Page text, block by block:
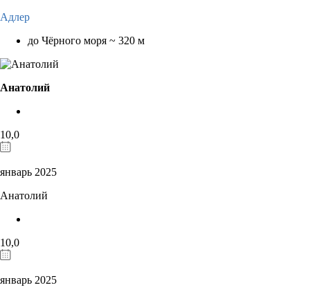
Адлер
до Чёрного моря ~ 320 м
Анатолий
10,0
январь 2025
Анатолий
10,0
январь 2025